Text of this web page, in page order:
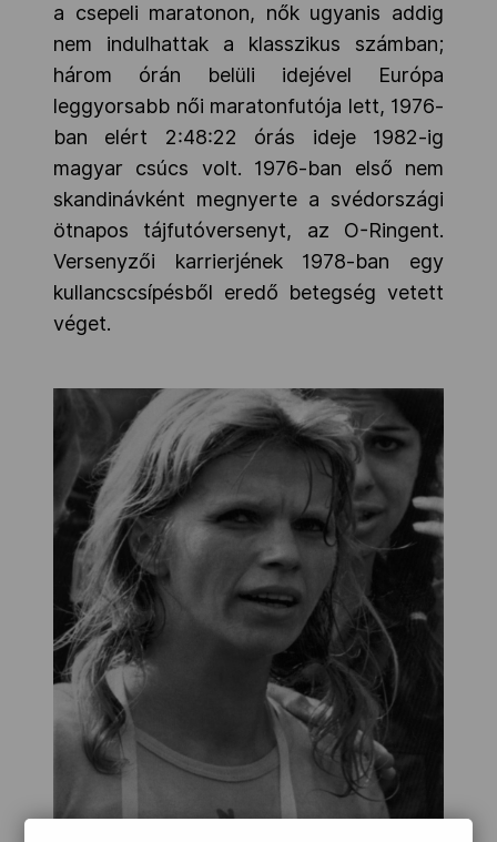
a csepeli maratonon, nők ugyanis addig
nem indulhattak a klasszikus számban;
három órán belüli idejével Európa
leggyorsabb női maratonfutója lett, 1976-
ban elért 2:48:22 órás ideje 1982-ig
magyar csúcs volt. 1976-ban első nem
skandinávként megnyerte a svédországi
ötnapos tájfutóversenyt, az O-Ringent.
Versenyzői karrierjének 1978-ban egy
kullancscsípésből eredő betegség vetett
véget.